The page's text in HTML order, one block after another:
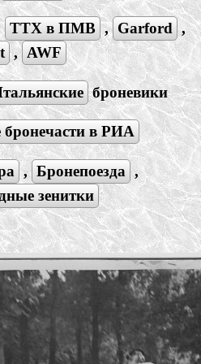
ТТХ в ПМВ , Garford ,
, AWF
броневики
в РИА
, Бронепоезда ,
зенитки